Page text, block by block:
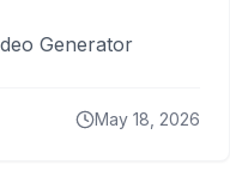
Generator
May 18, 2026